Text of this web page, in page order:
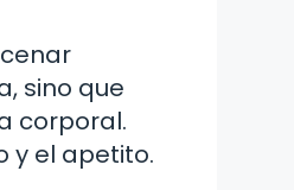
sino que
corporal.
y el apetito.